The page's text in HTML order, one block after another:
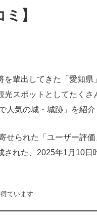
】
輩出してきた「愛知県
スポットとしてたく
気の城・城跡」を紹介
られた「ユーザー評
れた、2025年1月10日
ています